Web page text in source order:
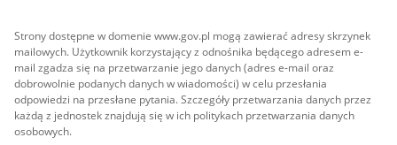
Strony dostępne w domenie www.gov.pl mogą zawierać adresy skrzynek
mailowych. Użytkownik korzystający z odnośnika będącego adresem e-
mail zgadza się na przetwarzanie jego danych (adres e-mail oraz
dobrowolnie podanych danych w wiadomości) w celu przesłania
odpowiedzi na przesłane pytania. Szczegóły przetwarzania danych przez
każdą z jednostek znajdują się w ich politykach przetwarzania danych
osobowych.